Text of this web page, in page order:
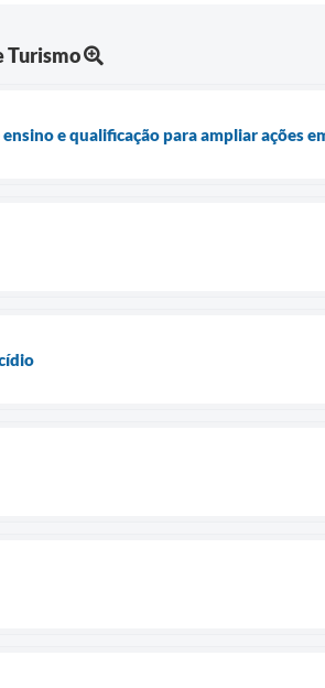
Turismo
e qualificação para ampliar ações